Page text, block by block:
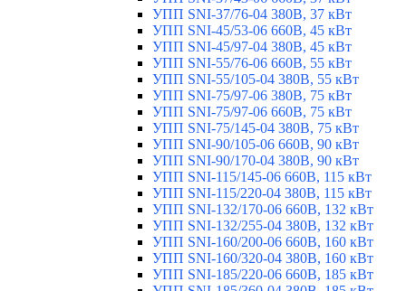
УПП SNI-37/76-04 380В, 37 кВт
УПП SNI-45/53-06 660В, 45 кВт
УПП SNI-45/97-04 380В, 45 кВт
УПП SNI-55/76-06 660В, 55 кВт
УПП SNI-55/105-04 380В, 55 кВт
УПП SNI-75/97-06 380В, 75 кВт
УПП SNI-75/97-06 660В, 75 кВт
УПП SNI-75/145-04 380В, 75 кВт
УПП SNI-90/105-06 660В, 90 кВт
УПП SNI-90/170-04 380В, 90 кВт
УПП SNI-115/145-06 660В, 115 кВт
УПП SNI-115/220-04 380В, 115 кВт
УПП SNI-132/170-06 660В, 132 кВт
УПП SNI-132/255-04 380В, 132 кВт
УПП SNI-160/200-06 660В, 160 кВт
УПП SNI-160/320-04 380В, 160 кВт
УПП SNI-185/220-06 660В, 185 кВт